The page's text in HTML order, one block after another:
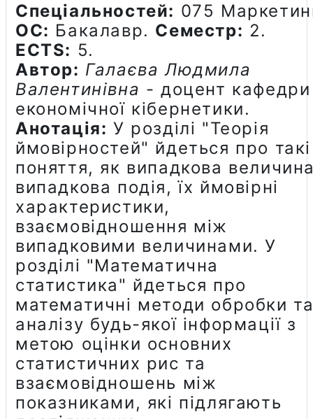
Спеціальностей: 075
ОС: Бакалавр. Семестр: 2.
ECTS: 5.
Автор: Галаєва Людмила
Валентинівна - доцент кафедри
економічної кібернетики.
Анотація: У розділі "Теорія
ймовірностей" йдеться про такі
поняття, як випадкова
випадкова подія, їх ймовірні
характеристики,
взаємовідношення між
випадковими величинами. У
розділі "Математична
статистика" йдеться про
математичні методи обробки
аналізу будь-якої інформації з
метою оцінки основних
статистичних рис та
взаємовідношень між
показниками, які підлягають